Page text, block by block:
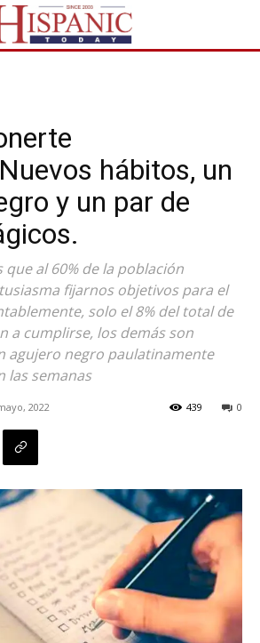
hábitos, un
y un par de
al 60% de la población
fijarnos objetivos para el
solo el 8% del total de
a cumplirse, los demás son
agujero negro paulatinamente
las semanas
2022 0
439